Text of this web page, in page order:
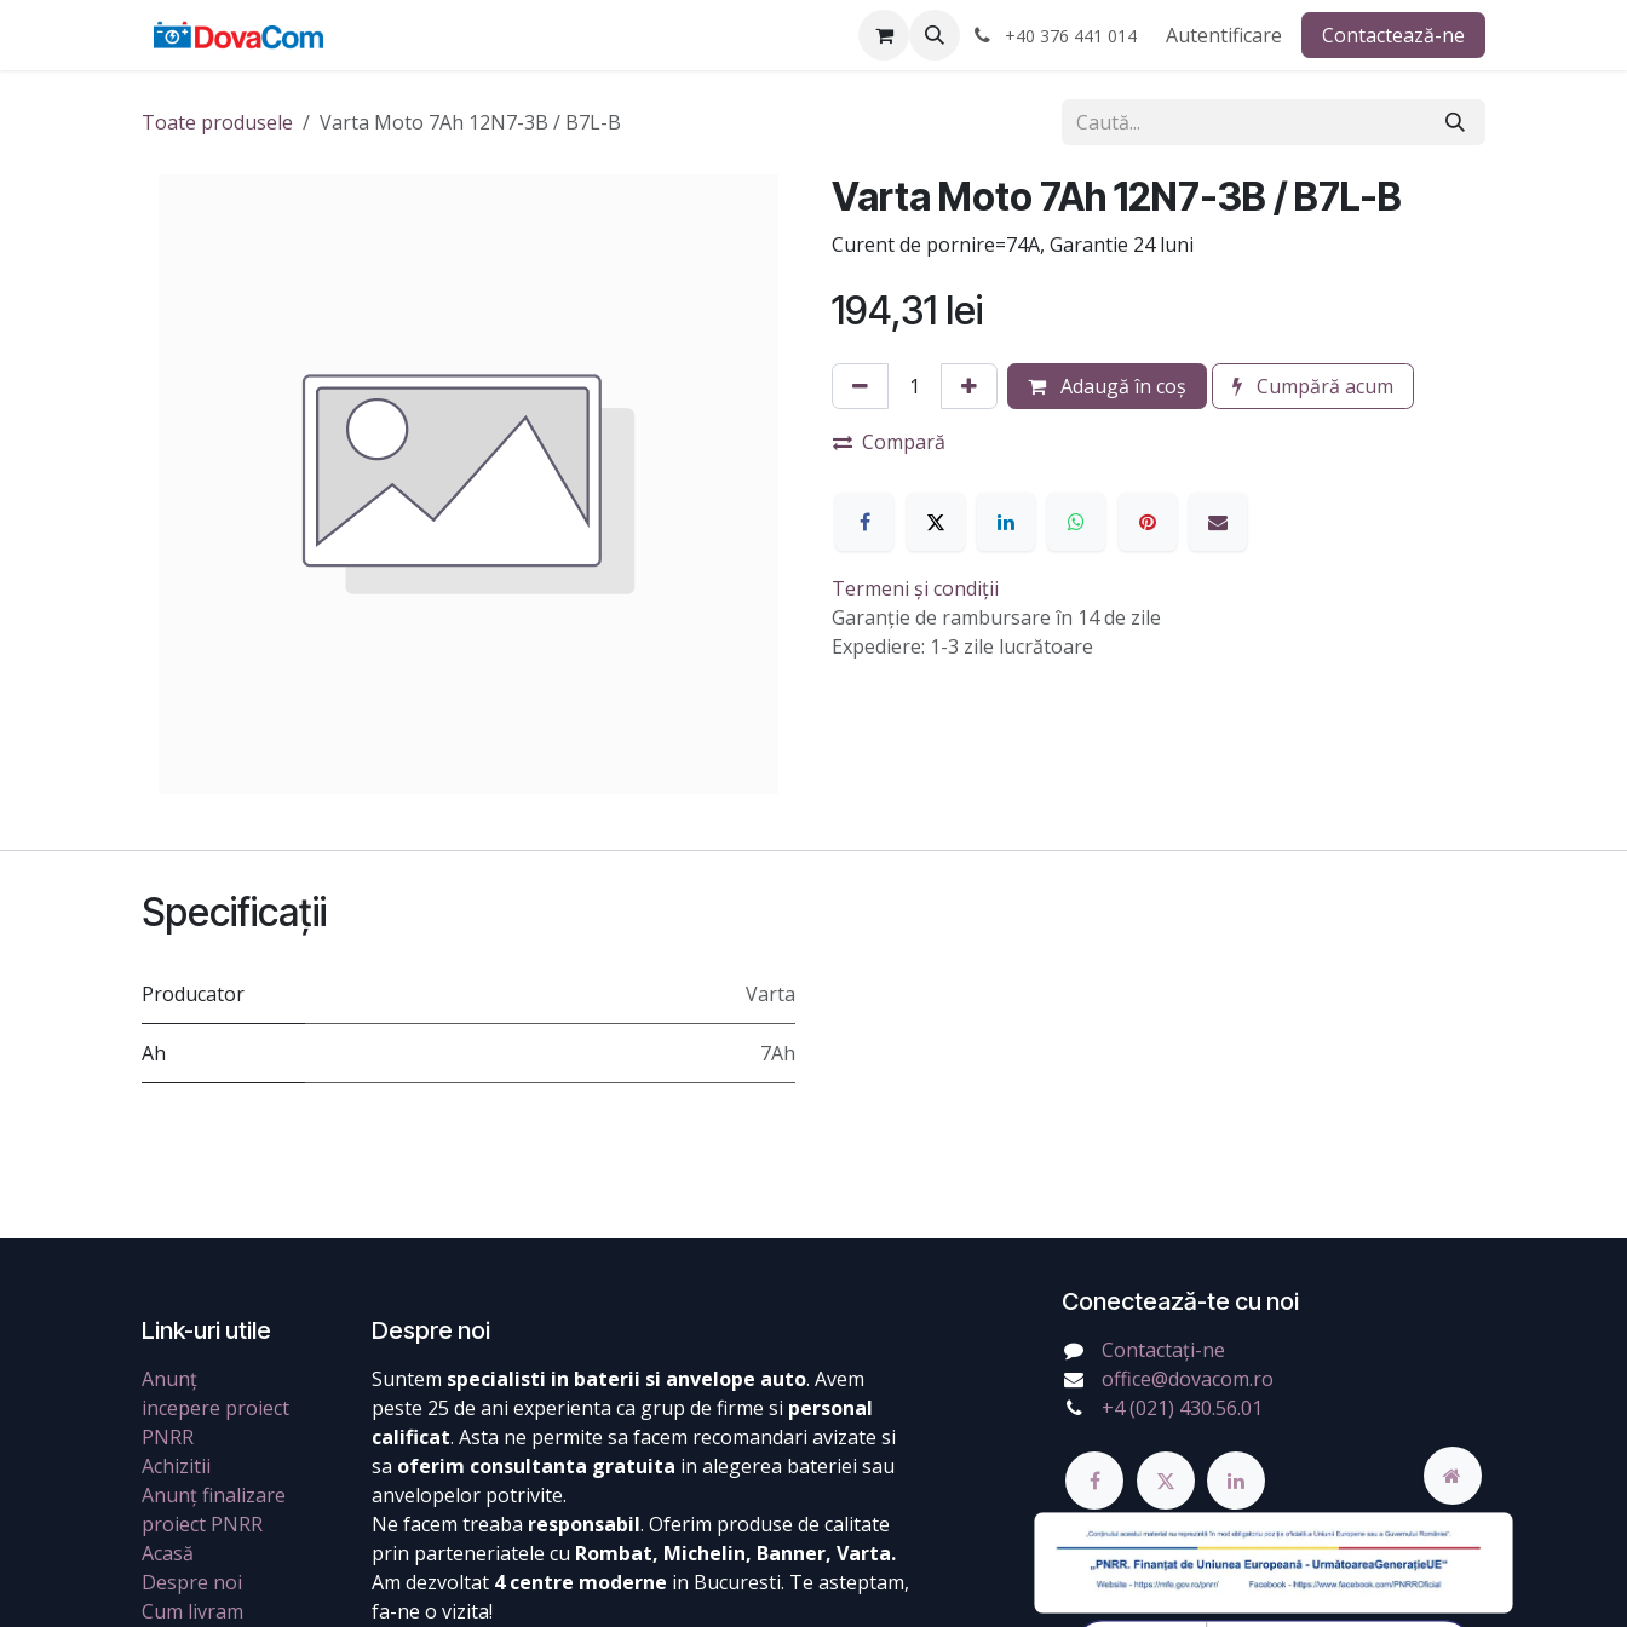
Service-uri montaj +40 376 441 014 Autentificare Contactează-ne
Toate produsele Varta Moto 7Ah 12N7-3B / B7L-B
Varta Moto 7Ah 12N7-3B / B7L-B
Curent de pornire=74A, Garantie 24 luni
194,31 lei
Adaugă în coș Cumpără acum
Compară
Termeni și condiții
Garanție de rambursare în 14 de zile
Expediere: 1-3 zile lucrătoare
Specificații
Producator Varta
Ah 7Ah
Link-uri utile
Anunț
incepere proiect
PNRR
Achizitii
Anunț finalizare
proiect PNRR
Acasă
Despre noi
Cum livram
Despre noi
Suntem specialisti in baterii si anvelope auto. Avem
peste 25 de ani experienta ca grup de firme si personal
calificat. Asta ne permite sa facem recomandari avizate si
sa oferim consultanta gratuita in alegerea bateriei sau
anvelopelor potrivite.
Ne facem treaba responsabil. Oferim produse de calitate
prin parteneriatele cu Rombat, Michelin, Banner, Varta.
Am dezvoltat 4 centre moderne in Bucuresti. Te asteptam,
fa-ne o vizita!
Conectează-te cu noi
Contactați-ne
office@dovacom.ro
+4 (021) 430.56.01